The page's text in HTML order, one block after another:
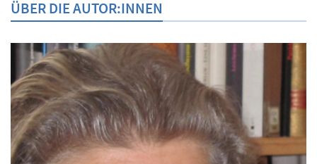
ÜBER DIE AUTOR:INNEN